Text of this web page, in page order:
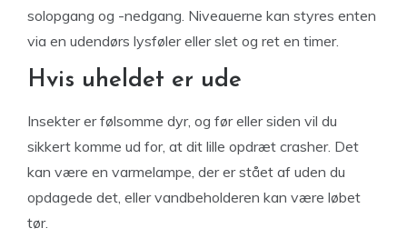
solopgang og -nedgang. Niveauerne kan styres enten
via en udendørs lysføler eller slet og ret en timer.
Hvis uheldet er ude
Insekter er følsomme dyr, og før eller siden vil du
sikkert komme ud for, at dit lille opdræt crasher. Det
kan være en varmelampe, der er stået af uden du
opdagede det, eller vandbeholderen kan være løbet
tør.